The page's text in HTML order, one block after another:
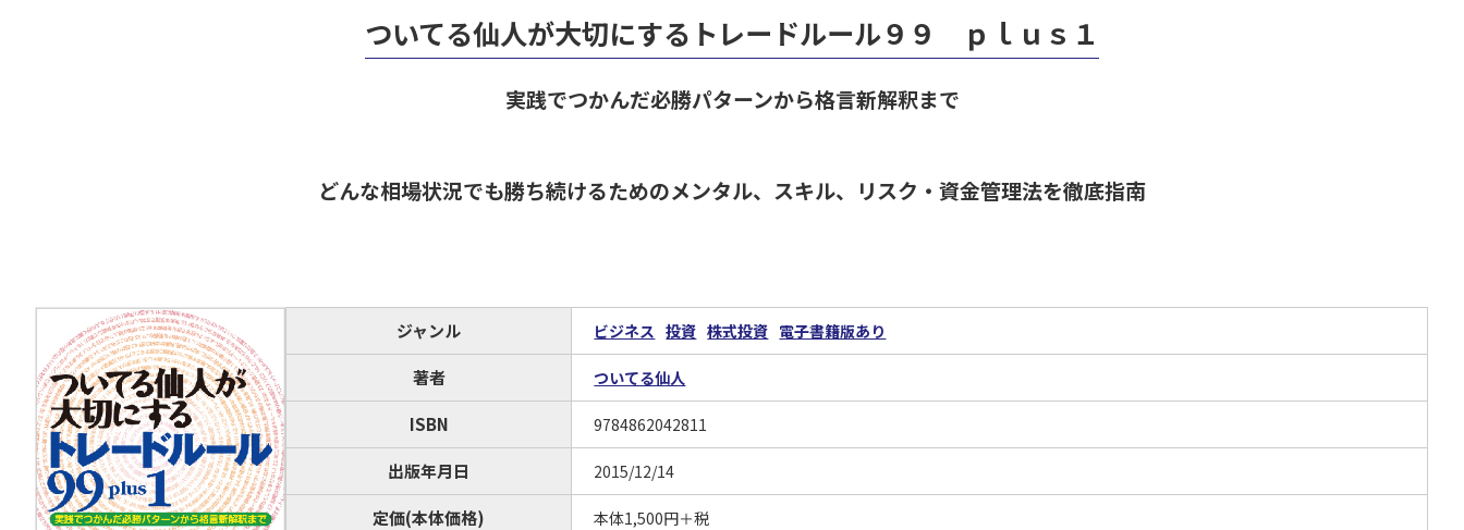
ついてる仙人が大切にするトレードルール９９ ｐｌｕｓ１
実践でつかんだ必勝パターンから格言新解釈まで
どんな相場状況でも勝ち続けるためのメンタル、スキル、リスク・資金管理法を徹底指南
ジャンル ビジネス 投資 株式投資 電子書籍版あり
著者 ついてる仙人
ISBN 9784862042811
出版年月日 2015/12/14
定価(本体価格) 本体1,500円＋税